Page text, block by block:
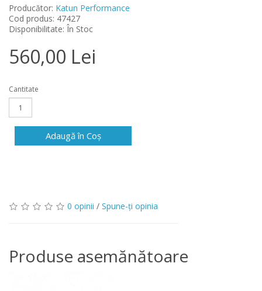
Producător: Katun Performance
Cod produs: 47427
Disponibilitate: În Stoc
560,00 Lei
Cantitate
Adaugă în Coş
0 opinii / Spune-ţi opinia
Produse asemănătoare